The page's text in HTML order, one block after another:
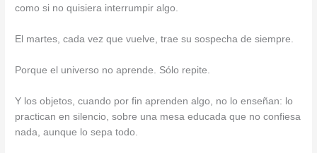
como si no quisiera interrumpir algo.
El martes, cada vez que vuelve, trae su sospecha de siempre.
Porque el universo no aprende. Sólo repite.
Y los objetos, cuando por fin aprenden algo, no lo enseñan: lo
practican en silencio, sobre una mesa educada que no confiesa
nada, aunque lo sepa todo.